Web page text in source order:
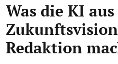
Was die KI
Redaktion